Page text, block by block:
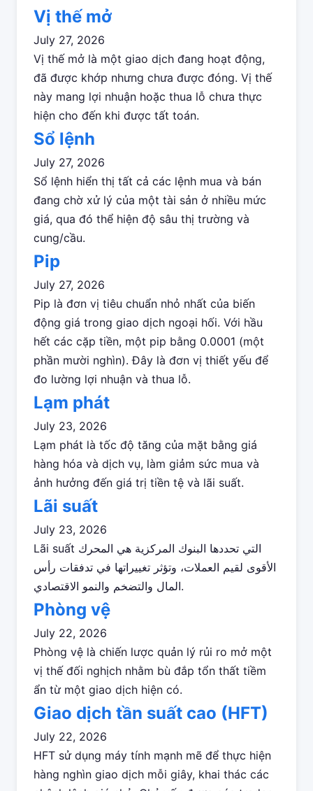
Vị thế mở
July 27, 2026
Vị thế mở là một giao dịch đang hoạt động,
đã được khớp nhưng chưa được đóng. Vị thế
này mang lợi nhuận hoặc thua lỗ chưa thực
hiện cho đến khi được tất toán.
Sổ lệnh
July 27, 2026
Sổ lệnh hiển thị tất cả các lệnh mua và bán
đang chờ xử lý của một tài sản ở nhiều mức
giá, qua đó thể hiện độ sâu thị trường và
cung/cầu.
Pip
July 27, 2026
Pip là đơn vị tiêu chuẩn nhỏ nhất của biến
động giá trong giao dịch ngoại hối. Với hầu
hết các cặp tiền, một pip bằng 0.0001 (một
phần mười nghìn). Đây là đơn vị thiết yếu để
đo lường lợi nhuận và thua lỗ.
Lạm phát
July 23, 2026
Lạm phát là tốc độ tăng của mặt bằng giá
hàng hóa và dịch vụ, làm giảm sức mua và
ảnh hưởng đến giá trị tiền tệ và lãi suất.
Lãi suất
July 23, 2026
Lãi suất التي تحددها البنوك المركزية هي المحرك
الأقوى لقيم العملات، وتؤثر تغييراتها في تدفقات رأس
المال والتضخم والنمو الاقتصادي.
Phòng vệ
July 22, 2026
Phòng vệ là chiến lược quản lý rủi ro mở một
vị thế đối nghịch nhằm bù đắp tổn thất tiềm
ẩn từ một giao dịch hiện có.
Giao dịch tần suất cao (HFT)
July 22, 2026
HFT sử dụng máy tính mạnh mẽ để thực hiện
hàng nghìn giao dịch mỗi giây, khai thác các